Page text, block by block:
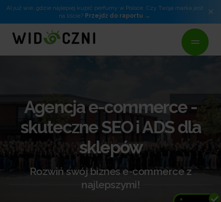
AI już wie, gdzie najlepiej kupić perfumy w Polsce. Czy Twoja marka jest
na liście? Przejdź do raportu ×
Agencja e-commerce -
skuteczne SEO i ADS dla
sklepów
Rozwiń swój biznes e-commerce z
najlepszymi!